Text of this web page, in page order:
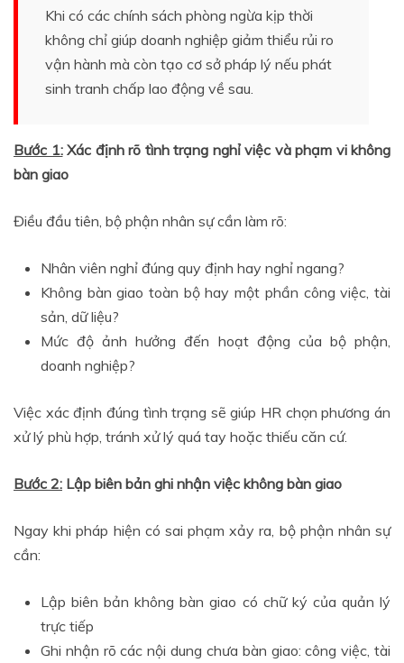
Khi có các chính sách phòng ngừa kịp thời
không chỉ giúp doanh nghiệp giảm thiểu rủi ro
vận hành mà còn tạo cơ sở pháp lý nếu phát
sinh tranh chấp lao động về sau.
Bước 1:Xác định rõ tình trạng nghỉ việc và phạm vi không
bàn giao
Điều đầu tiên, bộ phận nhân sự cần làm rõ:
Nhân viên nghỉ đúng quy định hay nghỉ ngang?
Không bàn giao toàn bộ hay một phần công việc, tài
sản, dữ liệu?
Mức độ ảnh hưởng đến hoạt động của bộ phận,
doanh nghiệp?
Việc xác định đúng tình trạng sẽ giúp HR chọn phương án
xử lý phù hợp, tránh xử lý quá tay hoặc thiếu căn cứ.
Bước 2: Lập biên bản ghi nhận việc không bàn giao
Ngay khi pháp hiện có sai phạm xảy ra, bộ phận nhân sự
cần:
Lập biên bản không bàn giao có chữ ký của quản lý
trực tiếp
Ghi nhận rõ các nội dung chưa bàn giao: công việc, tài